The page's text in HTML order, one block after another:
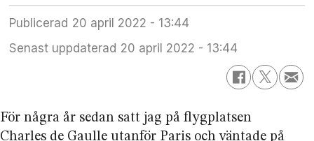
Publicerad
20 april 2022 - 13:44
Senast uppdaterad
20 april 2022 - 13:44
För några år sedan satt jag på flygplatsen
Charles de Gaulle utanför Paris och väntade på